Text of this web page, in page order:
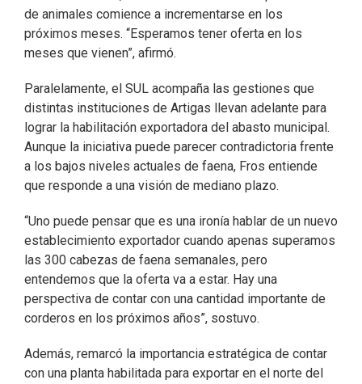
de animales comience a incrementarse en los
próximos meses. “Esperamos tener oferta en los
meses que vienen”, afirmó.
Paralelamente, el SUL acompaña las gestiones que
distintas instituciones de Artigas llevan adelante para
lograr la habilitación exportadora del abasto municipal.
Aunque la iniciativa puede parecer contradictoria frente
a los bajos niveles actuales de faena, Fros entiende
que responde a una visión de mediano plazo.
“Uno puede pensar que es una ironía hablar de un nuevo
establecimiento exportador cuando apenas superamos
las 300 cabezas de faena semanales, pero
entendemos que la oferta va a estar. Hay una
perspectiva de contar con una cantidad importante de
corderos en los próximos años”, sostuvo.
Además, remarcó la importancia estratégica de contar
con una planta habilitada para exportar en el norte del